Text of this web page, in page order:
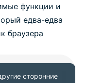
функции и
едва-едва
браузера